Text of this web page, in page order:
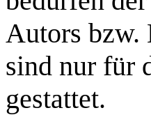
Autors bzw.
sind nur für
gestattet.